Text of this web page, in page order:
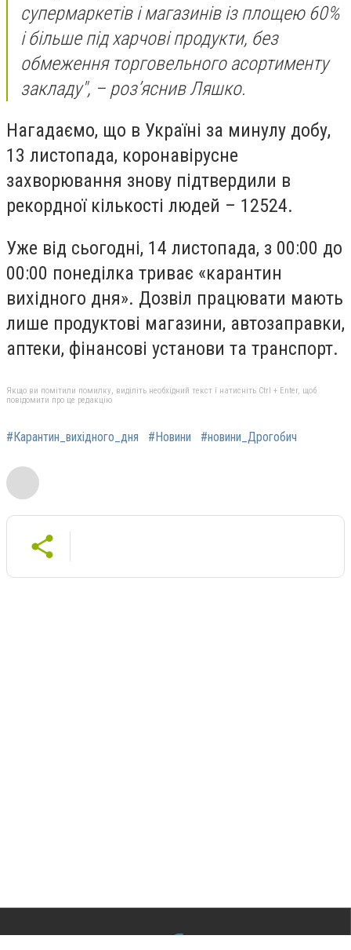
супермаркетів і магазинів із площею 60%
і більше під харчові продукти, без
обмеження торговельного асортименту
закладу", – роз’яснив Ляшко.
Нагадаємо, що в Україні за минулу добу,
13 листопада, коронавірусне
захворювання знову підтвердили в
рекордної кількості людей – 12524.
Уже від сьогодні, 14 листопада, з 00:00 до
00:00 понеділка триває «карантин
вихідного дня». Дозвіл працювати мають
лише продуктові магазини, автозаправки,
аптеки, фінансові установи та транспорт.
Якщо ви помітили помилку, виділіть необхідний текст і натисніть Ctrl + Enter, щоб
повідомити про це редакцію
#Карантин_вихідного_дня #Новини #новини_Дрогобич